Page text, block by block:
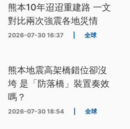
熊本10年迢迢重建路 一文
對比兩次強震各地災情
2026-07-30 16:37 全球
熊本地震高架橋錯位卻沒
垮 是「防落橋」裝置奏效
嗎？
2026-07-30 18:54 全球